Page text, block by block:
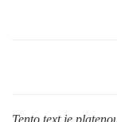
Tento text je